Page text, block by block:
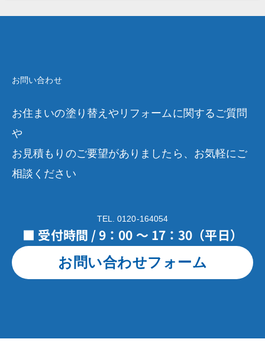
お問い合わせ
お住まいの塗り替えやリフォームに関するご質問
や
お見積もりのご要望がありましたら、お気軽にご
相談ください
TEL. 0120-164054
■ 受付時間 / 9：00 ～ 17：30（平日）
お問い合わせフォーム